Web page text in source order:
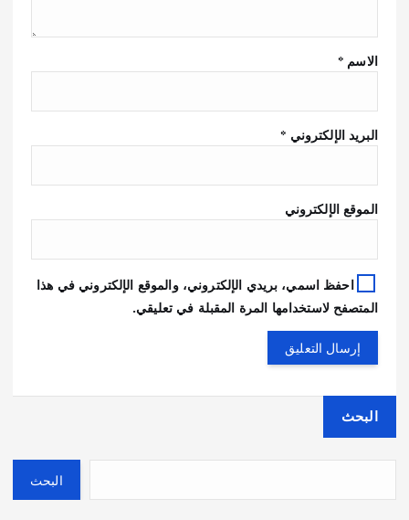
الاسم *
البريد الإلكتروني *
الموقع الإلكتروني
احفظ اسمي، بريدي الإلكتروني، والموقع الإلكتروني في هذا
المتصفح لاستخدامها المرة المقبلة في تعليقي.
البحث
البحث